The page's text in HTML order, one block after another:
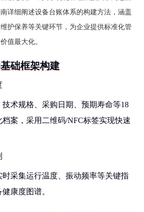
详细阐述设备台账体系的构建方法，涵盖
护保养等关键环节，为企业提供标准化管
值最大化。
础框架构建
术规格、采购日期、预期寿命等18
案，采用二维码/NFC标签实现快速
采集运行温度、振动频率等关键指
康度图谱。